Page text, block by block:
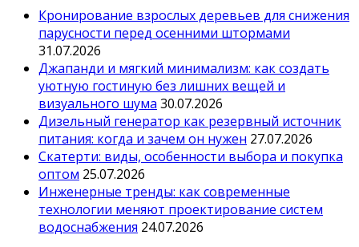
Кронирование взрослых деревьев для снижения
парусности перед осенними штормами
31.07.2026
Джапанди и мягкий минимализм: как создать
уютную гостиную без лишних вещей и
визуального шума 30.07.2026
Дизельный генератор как резервный источник
питания: когда и зачем он нужен 27.07.2026
Скатерти: виды, особенности выбора и покупка
оптом 25.07.2026
Инженерные тренды: как современные
технологии меняют проектирование систем
водоснабжения 24.07.2026